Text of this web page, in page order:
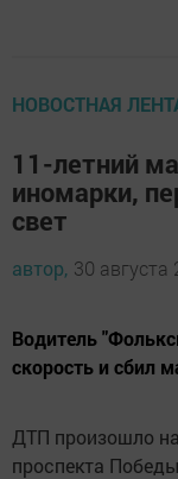
НОВОСТНАЯ
11-летний
иномарки,
свет
автор, 30 августа
Водитель
скорость и сбил
ДТП произошло
проспекта